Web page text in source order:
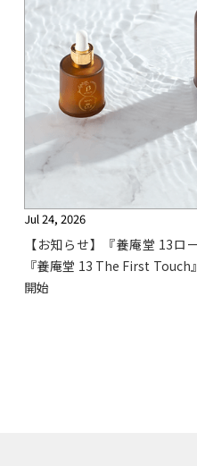
Jul 24, 2026
【お知らせ】『養庵堂 13ロ
『養庵堂 13 The First
開始